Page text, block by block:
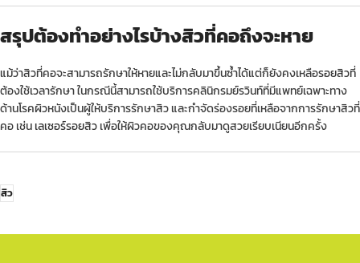
สรุปต้องทำอย่างไรบ้างสิวที่คอถึงจะหาย
แม้ว่าสิวที่คอจะสามารถรักษาให้หายและไม่กลับมาขึ้นซ้ำได้แต่ก็ยังคงเหลือรอยสิวที่
ต้องใช้เวลารักษา ในกรณีนี้สามารถใช้บริการคลินิกรมย์รวินท์ที่มีแพทย์เฉพาะทาง
ด้านโรคผิวหนังเป็นผู้ให้บริการรักษาสิว และกำจัดร่องรอยที่เหลือจากการรักษาสิวที่
คอ เช่นเลเซอร์รอยสิวเพื่อให้ผิวคอของคุณกลับมาดูสวยเรียบเนียนอีกครั้ง
สิว